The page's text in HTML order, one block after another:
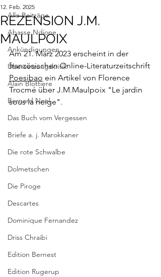
Alle Beiträge
Abasse Ndione
Ankündigungen
Übersetzungskritik
Alain Blottiere
Bernard Noel
Das Buch vom Vergessen
Briefe a. j. Marokkaner
Die rote Schwalbe
Dolmetschen
Die Piroge
Descartes
Dominique Fernandez
Driss Chraibi
Edition Bernest
Edition Rugerup
REZENSION J.M.
MAULPOIX
12. Feb. 2025
Am 21. März 2023 erscheint in der
französischen Online-Literaturzeitschrift
Poesibao ein Artikel von Florence
Trocmé über J.M.Maulpoix "Le jardin
sous la neige".